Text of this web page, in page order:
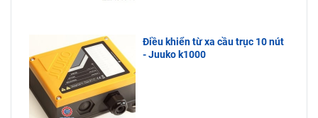
Điều khiển từ xa cầu trục 10 nút
- Juuko k1000